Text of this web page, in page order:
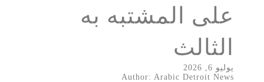
على المشتبه به
الثالث
يوليو 6, 2026
Author: Arabic Detroit News